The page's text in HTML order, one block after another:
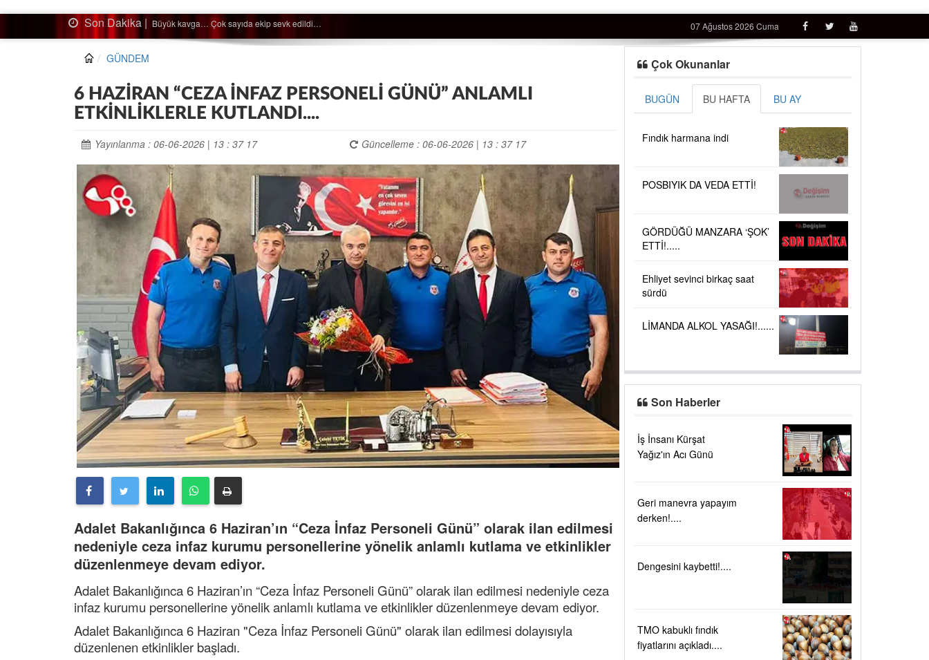
Son Dakika | Ağaçtan düştü… 07 Ağustos 2026 Cuma
GÜNDEM
6 HAZİRAN “CEZA İNFAZ PERSONELİ GÜNÜ” ANLAMLI
ETKİNLİKLERLE KUTLANDI....
Yayınlanma : 06-06-2026 | 13 : 37 17 Güncelleme : 06-06-2026 | 13 : 37 17
Adalet Bakanlığınca 6 Haziran’ın “Ceza İnfaz Personeli Günü” olarak ilan edilmesi
nedeniyle ceza infaz kurumu personellerine yönelik anlamlı kutlama ve etkinlikler
düzenlenmeye devam ediyor.
Adalet Bakanlığınca 6 Haziran’ın “Ceza İnfaz Personeli Günü” olarak ilan edilmesi nedeniyle ceza
infaz kurumu personellerine yönelik anlamlı kutlama ve etkinlikler düzenlenmeye devam ediyor.
Adalet Bakanlığınca 6 Haziran "Ceza İnfaz Personeli Günü" olarak ilan edilmesi dolayısıyla
düzenlenen etkinlikler başladı.
Çok Okunanlar
BUGÜN BU HAFTA BU AY
Fındık harmana indi
POSBIYIK DA VEDA ETTİ!
GÖRDÜĞÜ MANZARA ‘ŞOK’
ETTİ!.....
Ehliyet sevinci birkaç saat
sürdü
LİMANDA ALKOL YASAĞI!......
Son Haberler
İş İnsanı Kürşat
Yağız'ın Acı Günü
Geri manevra yapayım
derken!....
Dengesini kaybetti!....
TMO kabuklı fındık
fiyatlarını açıkladı....